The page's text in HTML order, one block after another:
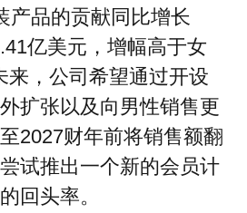
产品的贡献同比增长
亿美元，增幅高于女
来，公司希望通过开设
扩张以及向男性销售更
2027财年前将销售额翻
试推出一个新的会员计
回头率。